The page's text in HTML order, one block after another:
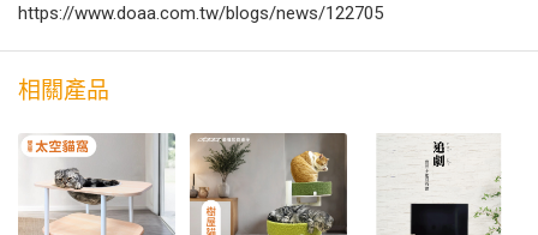
https://www.doaa.com.tw/blogs/news/122705
相關產品